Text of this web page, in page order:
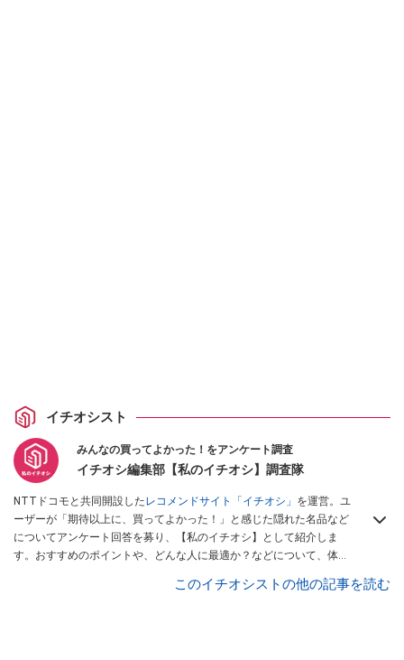
イチオシスト
みんなの買ってよかった！をアンケート調査
イチオシ編集部【私のイチオシ】調査隊
NTTドコモと共同開設したレコメンドサイト「イチオシ」 を運営。ユ
ーザーが「期待以上に、買ってよかった！」と感じた隠れた名品など
についてアンケート回答を募り、【私のイチオシ】として紹介しま
す。おすすめのポイントや、どんな人に最適か？などについて、体験
このイチオシストの他の記事を読む